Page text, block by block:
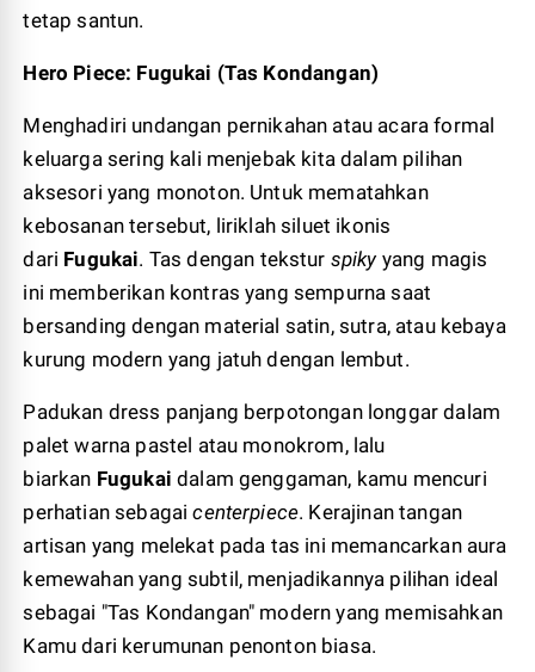
tetap santun.
Hero Piece: Fugukai (Tas Kondangan)
Menghadiri undangan pernikahan atau acara formal
keluarga sering kali menjebak kita dalam pilihan
aksesori yang monoton. Untuk mematahkan
kebosanan tersebut, liriklah siluet ikonis
dari Fugukai. Tas dengan tekstur spikyyang magis
ini memberikan kontras yang sempurna saat
bersanding dengan material satin, sutra, atau kebaya
kurung modern yang jatuh dengan lembut.
Padukan dress panjang berpotongan longgar dalam
palet warna pastel atau monokrom, lalu
biarkan Fugukai dalam genggaman, kamu mencuri
perhatian sebagaicenterpiece. Kerajinan tangan
artisan yang melekat pada tas ini memancarkan aura
kemewahan yang subtil, menjadikannya pilihan ideal
sebagai "Tas Kondangan" modern yang memisahkan
Kamu dari kerumunan penonton biasa.